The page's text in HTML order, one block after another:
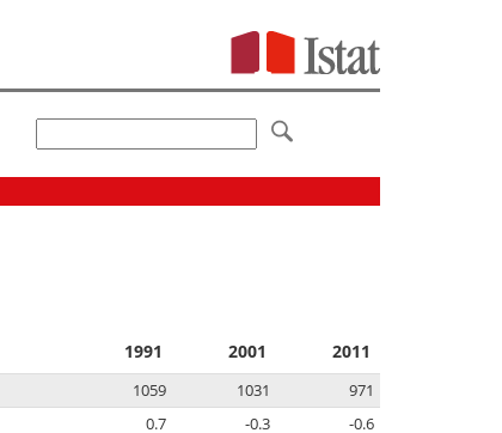
1991 2001 2011
1059 1031
971
0.7 -0.3
-0.6